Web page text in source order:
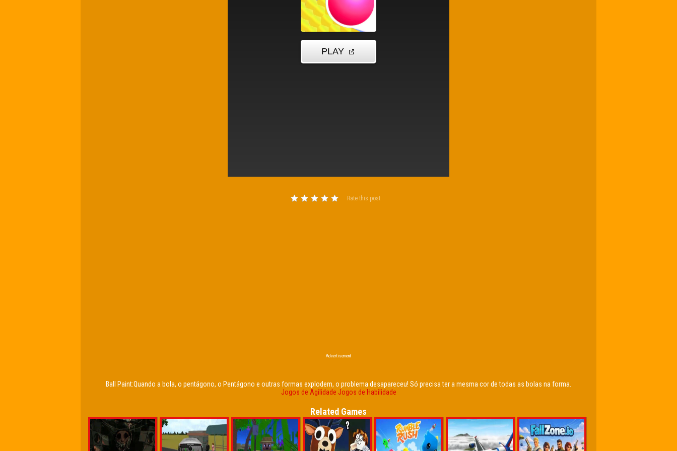
Rate this post
Advertisement
Ball Paint:Quando a bola, o pentágono, o Pentágono e outras formas explodem, o problema desapareceu! Só precisa ter a mesma cor de todas as bolas na forma.
Jogos de Agilidade Jogos de Habilidade
Related Games